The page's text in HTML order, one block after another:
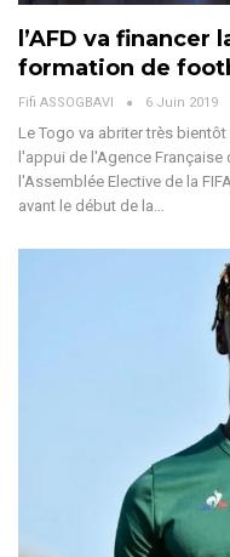
l’AFD va financer
formation de
Fifi ASSOGBAVI 6 Juin 2019
Le Togo va abriter très
l'appui de l'Agence
l'Assemblée Elective de la
avant le début de la…